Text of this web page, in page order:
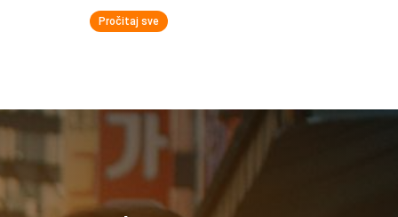
Pročitaj sve